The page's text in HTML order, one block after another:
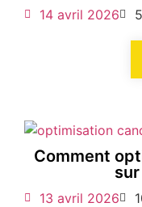
14 avril 2026
Comment
13 avril 2026